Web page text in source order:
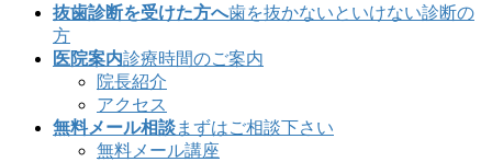
抜歯診断を受けた方へ歯を抜かないといけない診断の
方
医院案内診療時間のご案内
院長紹介
アクセス
無料メール相談まずはご相談下さい
無料メール講座